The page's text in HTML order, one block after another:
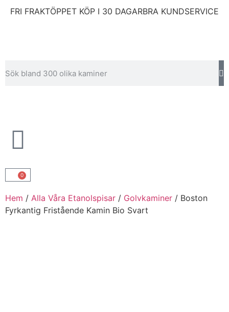
FRI FRAKTÖPPET KÖP I 30 DAGARBRA KUNDSERVICE
0
Hem / Alla Våra Etanolspisar / Golvkaminer / Boston
Fyrkantig Fristående Kamin Bio Svart